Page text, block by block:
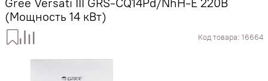
Gree Versati III GRS-CQ14Pd/NhH-E 220В
(Мощность 14 кВт)
Код товара: 16664